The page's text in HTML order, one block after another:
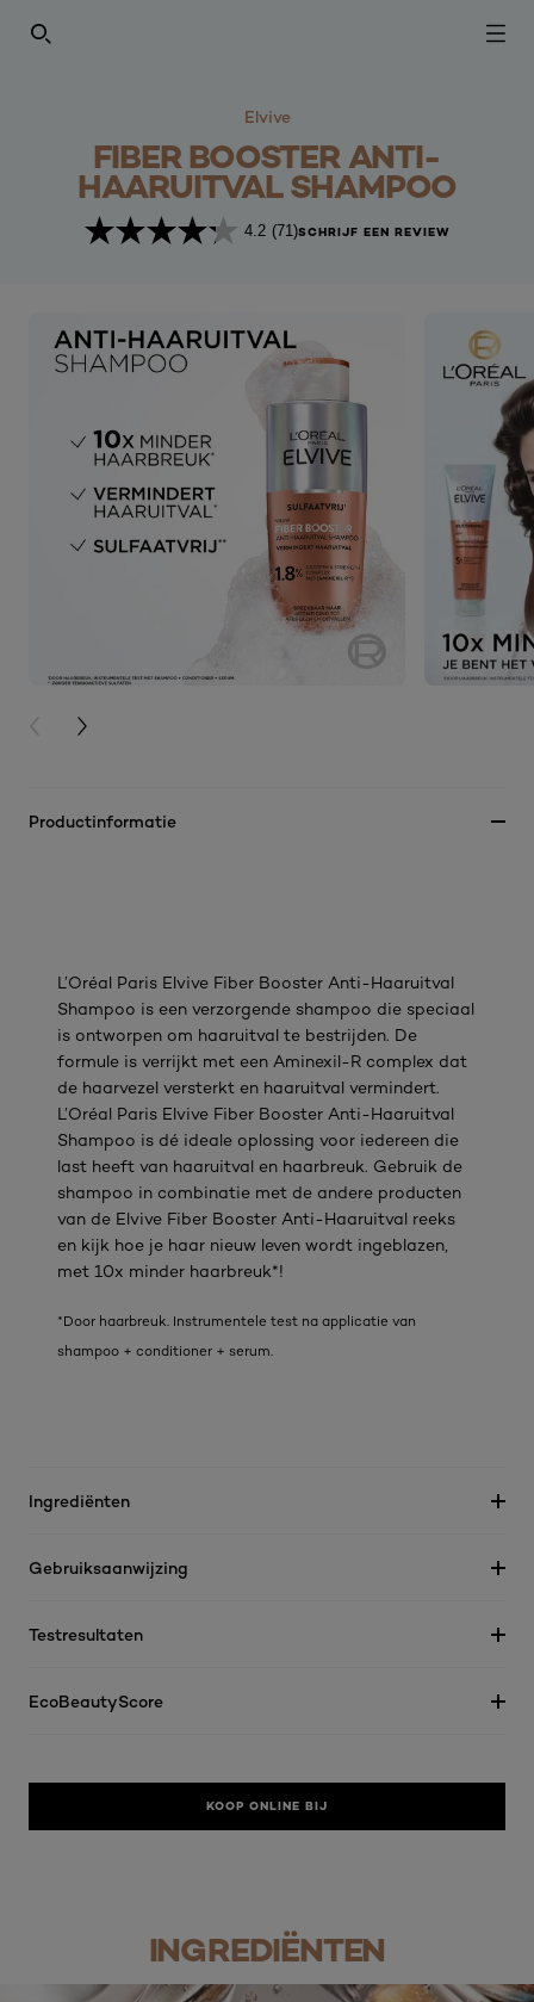
SEARCH THIS SITE
Elvive
FIBER BOOSTER ANTI-
HAARUITVAL SHAMPOO
4.2 (71)SCHRIJF EEN REVIEW
PREVIOUS CARD
NEXT CARD
Productinformatie
L’Oréal Paris Elvive Fiber Booster Anti-Haaruitval
Shampoo is een verzorgende shampoo die speciaal
is ontworpen om haaruitval te bestrijden. De
formule is verrijkt met een Aminexil-R complex dat
de haarvezel versterkt en haaruitval vermindert.
L’Oréal Paris Elvive Fiber Booster Anti-Haaruitval
Shampoo is dé ideale oplossing voor iedereen die
last heeft van haaruitval en haarbreuk. Gebruik de
shampoo in combinatie met de andere producten
van de Elvive Fiber Booster Anti-Haaruitval reeks
en kijk hoe je haar nieuw leven wordt ingeblazen,
met 10x minder haarbreuk*!​
*Door haarbreuk. Instrumentele test na applicatie van
shampoo + conditioner + serum.​
Ingrediënten
Gebruiksaanwijzing
Testresultaten
EcoBeautyScore
KOOP ONLINE BIJ
INGREDIËNTEN